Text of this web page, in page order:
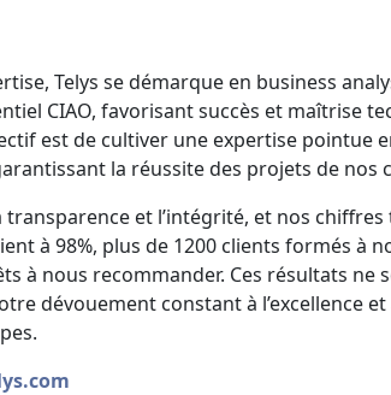
Telys se démarque en business
CIAO, favorisant succès et maîtrise
est de cultiver une expertise pointue
la réussite des projets de nos
transparence et l’intégrité, et nos
à 98%, plus de 1200 clients formés à
à nous recommander. Ces résultats ne
dévouement constant à l’excellence